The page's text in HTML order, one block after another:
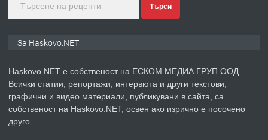
преди 3 дни
ПРЕДЛАГА
Продавам парцел в гр. Хасково кв.
Търси
За Haskovo.NET
Haskovo.NET е собственост на ЕСКОМ МЕДИА ГРУП ООД.
Всички статии, репортажи, интервюта и други текстови,
графични и видео материали, публикувани в сайта, са
собственост на Haskovo.NET, освен ако изрично е посочено
друго.